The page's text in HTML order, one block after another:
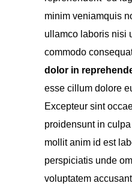
minim veniamquis
ullamco laboris nisi
commodo
dolor in
esse cillum dolore
Excepteur sint
proidensunt in
mollit anim id est
perspiciatis unde
voluptatem